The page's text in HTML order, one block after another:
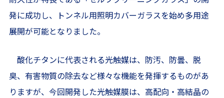
発に成功し、トンネル用照明カバーガラスを始め多用途
展開が可能となりました。
酸化チタンに代表される光触媒は、防汚、防曇、脱
臭、有害物質の除去など様々な機能を発揮するものがあ
りますが、今回開発した光触媒膜は、高配向・高結晶の